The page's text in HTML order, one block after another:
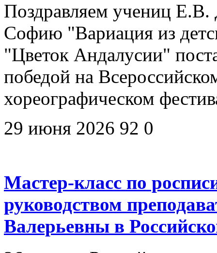
Поздравляем учениц Е.В.
Софию "Вариация из
"Цветок Андалусии"
победой на
хореографическом
29 июня 2026 92 0
Мастер-класс по
руководством
Валерьевны в